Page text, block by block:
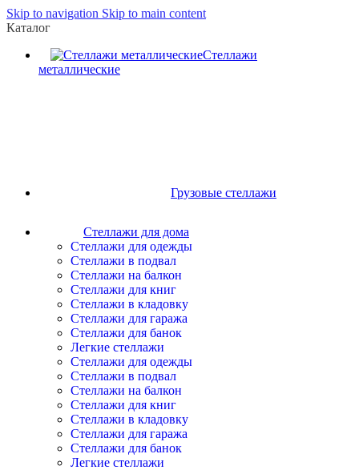
Skip to navigation Skip to main content
Каталог
Стеллажи
металлические
Грузовые стеллажи
Стеллажи для дома
Стеллажи для одежды
Стеллажи в подвал
Стеллажи на балкон
Стеллажи для книг
Стеллажи в кладовку
Стеллажи для гаража
Стеллажи для банок
Легкие стеллажи
Стеллажи для одежды
Стеллажи в подвал
Стеллажи на балкон
Стеллажи для книг
Стеллажи в кладовку
Стеллажи для гаража
Стеллажи для банок
Легкие стеллажи